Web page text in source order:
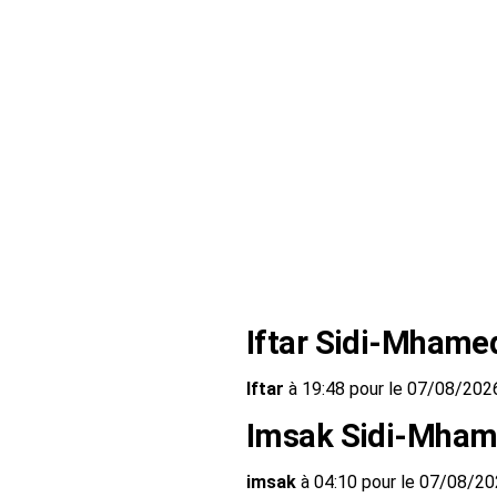
Iftar Sidi-
Iftar à 19:48 pour le 07/08/
Imsak Sidi-
imsak à 04:10 pour le 07/08/